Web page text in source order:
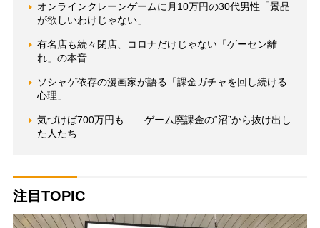
オンラインクレーンゲームに月10万円の30代男性「景品
が欲しいわけじゃない」
有名店も続々閉店、コロナだけじゃない「ゲーセン離
れ」の本音
ソシャゲ依存の漫画家が語る「課金ガチャを回し続ける
心理」
気づけば700万円も… ゲーム廃課金の“沼”から抜け出し
た人たち
注目TOPIC